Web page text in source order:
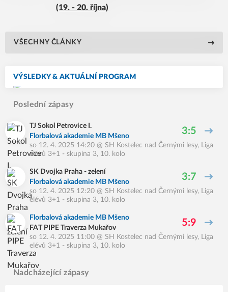
(19. - 20. října)
VŠECHNY ČLÁNKY
VÝSLEDKY & AKTUÁLNÍ PROGRAM
Poslední zápasy
TJ Sokol Petrovice I.
Florbalová akademie MB Mšeno
3:5
so 12. 4. 2025 14:20 @ SH Kostelec nad Černými lesy, Liga
elévů 3+1 - skupina 3, 10. kolo
SK Dvojka Praha - zelení
Florbalová akademie MB Mšeno
3:7
so 12. 4. 2025 12:20 @ SH Kostelec nad Černými lesy, Liga
elévů 3+1 - skupina 3, 10. kolo
Florbalová akademie MB Mšeno
FAT PIPE Traverza Mukařov
5:9
so 12. 4. 2025 11:00 @ SH Kostelec nad Černými lesy, Liga
elévů 3+1 - skupina 3, 10. kolo
Nadcházející zápasy